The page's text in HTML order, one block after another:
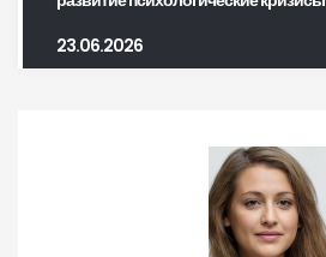
23.06.2026